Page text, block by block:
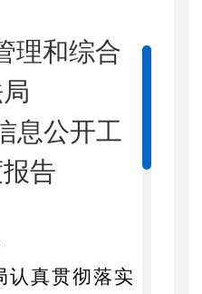
理和综合
息公开工
告
认真贯彻落实